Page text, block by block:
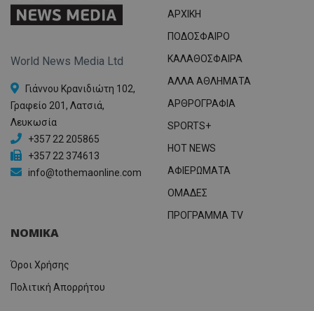
World News Media Ltd
Γιάννου Κρανιδιώτη 102,
Γραφείο 201, Λατσιά,
Λευκωσία
+357 22 205865
+357 22 374613
info@tothemaonline.com
ΑΡΧΙΚΗ
ΠΟΔΟΣΦΑΙΡΟ
ΚΑΛΑΘΟΣΦΑΙΡΑ
ΑΛΛΑ ΑΘΛΗΜΑΤΑ
ΑΡΘΡΟΓΡΑΦΙΑ
SPORTS+
HOT NEWS
ΑΦΙΕΡΩΜΑΤΑ
ΟΜΑΔΕΣ
ΠΡΟΓΡΑΜΜΑ TV
ΝΟΜΙΚΑ
Όροι Χρήσης
Πολιτική Απορρήτου